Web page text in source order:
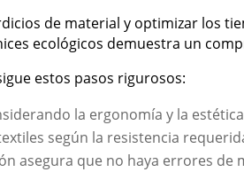
de material y optimizar los
ecológicos demuestra un
estos pasos rigurosos:
la ergonomía y la
según la resistencia
asegura que no haya errores de